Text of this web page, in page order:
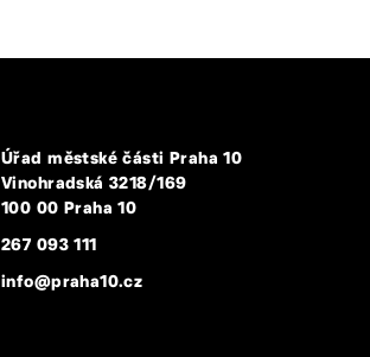
Úřad městské části Praha 10
Vinohradská 3218/169
100 00 Praha 10
267 093 111
info@praha10.cz